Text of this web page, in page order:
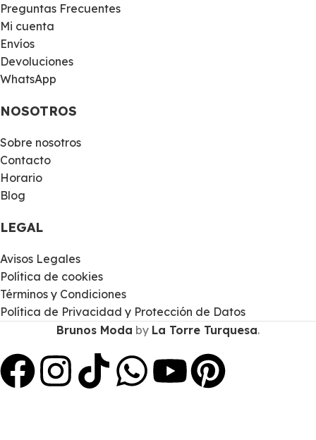
Preguntas Frecuentes
Mi cuenta
Envíos
Devoluciones
WhatsApp
NOSOTROS
Sobre nosotros
Contacto
Horario
Blog
LEGAL
Avisos Legales
Política de cookies
Términos y Condiciones
Política de Privacidad y Protección de Datos
Brunos Moda by La Torre Turquesa.